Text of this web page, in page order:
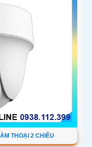
THOẠI 2 CHIỀU